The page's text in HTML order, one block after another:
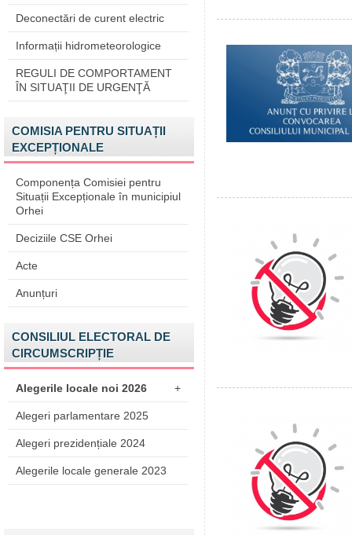
Deconectări de curent electric
Informații hidrometeorologice
REGULI DE COMPORTAMENT
ÎN SITUAŢII DE URGENŢĂ
COMISIA PENTRU SITUAȚII
EXCEPȚIONALE
Componența Comisiei pentru
Situații Excepționale în municipiul
Orhei
Deciziile CSE Orhei
Acte
Anunțuri
CONSILIUL ELECTORAL DE
CIRCUMSCRIPȚIE
Alegerile locale noi 2026 +
Alegeri parlamentare 2025
Alegeri prezidențiale 2024
Alegerile locale generale 2023